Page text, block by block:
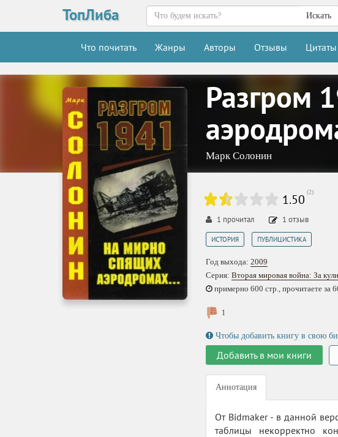
ТопЛиба Искать
Что почитать Жанры Авторы Отзывы Цитаты
Разгром
Марк Солонин
1.50 (2)
1 прочитал 1 отзыв
ИСТОРИЯ ПУБЛИЦИСТИКА
Год выхода: 2009
Серия: Вторая мировая война: За
примерно 600 стр., прочитаете за
1
Чтобы добавить книгу в свою
Добавить в мои книги
Аннотация
От Bidmaker - в данной
таблицы некорректно